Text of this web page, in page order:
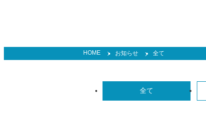
HOME お知らせ 全て
全て